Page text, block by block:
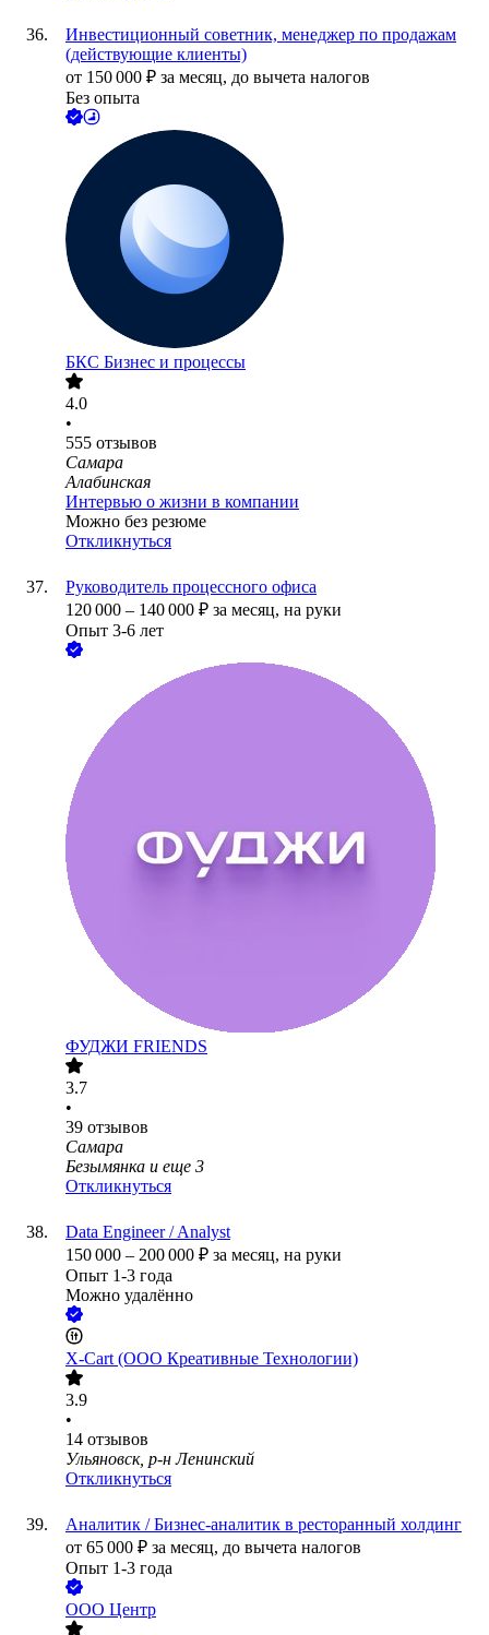
Инвестиционный советник, менеджер по продажам
(действующие клиенты)
от 150 000 ₽ за месяц, до вычета налогов
Без опыта
БКС Бизнес и процессы
4.0
•
555 отзывов
Самара
Алабинская
Интервью о жизни в компании
Можно без резюме
Откликнуться
Руководитель процессного офиса
120 000 – 140 000 ₽ за месяц, на руки
Опыт 3-6 лет
ФУДЖИ FRIENDS
3.7
•
39 отзывов
Самара
Безымянка и еще 3
Откликнуться
Data Engineer / Analyst
150 000 – 200 000 ₽ за месяц, на руки
Опыт 1-3 года
Можно удалённо
X-Cart (ООО Креативные Технологии)
3.9
•
14 отзывов
Ульяновск, р-н Ленинский
Откликнуться
Аналитик / Бизнес-аналитик в ресторанный холдинг
от 65 000 ₽ за месяц, до вычета налогов
Опыт 1-3 года
ООО Центр